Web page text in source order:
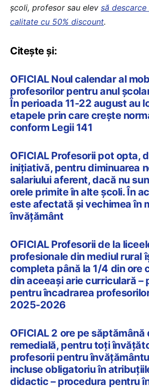
școli, profesor sau elev să
calitate cu 50% discount.
Citește și:
OFICIAL Noul calendar al
profesorilor pentru anul
În perioada 11-22 august au
etapele prin care crește
conform Legii 141
OFICIAL Profesorii pot opta,
inițiativă, pentru diminuarea
salariului aferent, dacă nu
orele primite în alte școli. În
este afectată și vechimea în
învățământ
OFICIAL Profesorii de la
profesionale din mediul rural
completa până la 1/4 din ore
din aceeași arie curriculară –
pentru încadrarea
2025-2026
OFICIAL 2 ore pe
remedială, pentru toți
profesorii pentru
incluse obligatoriu în
didactic – procedura pentru